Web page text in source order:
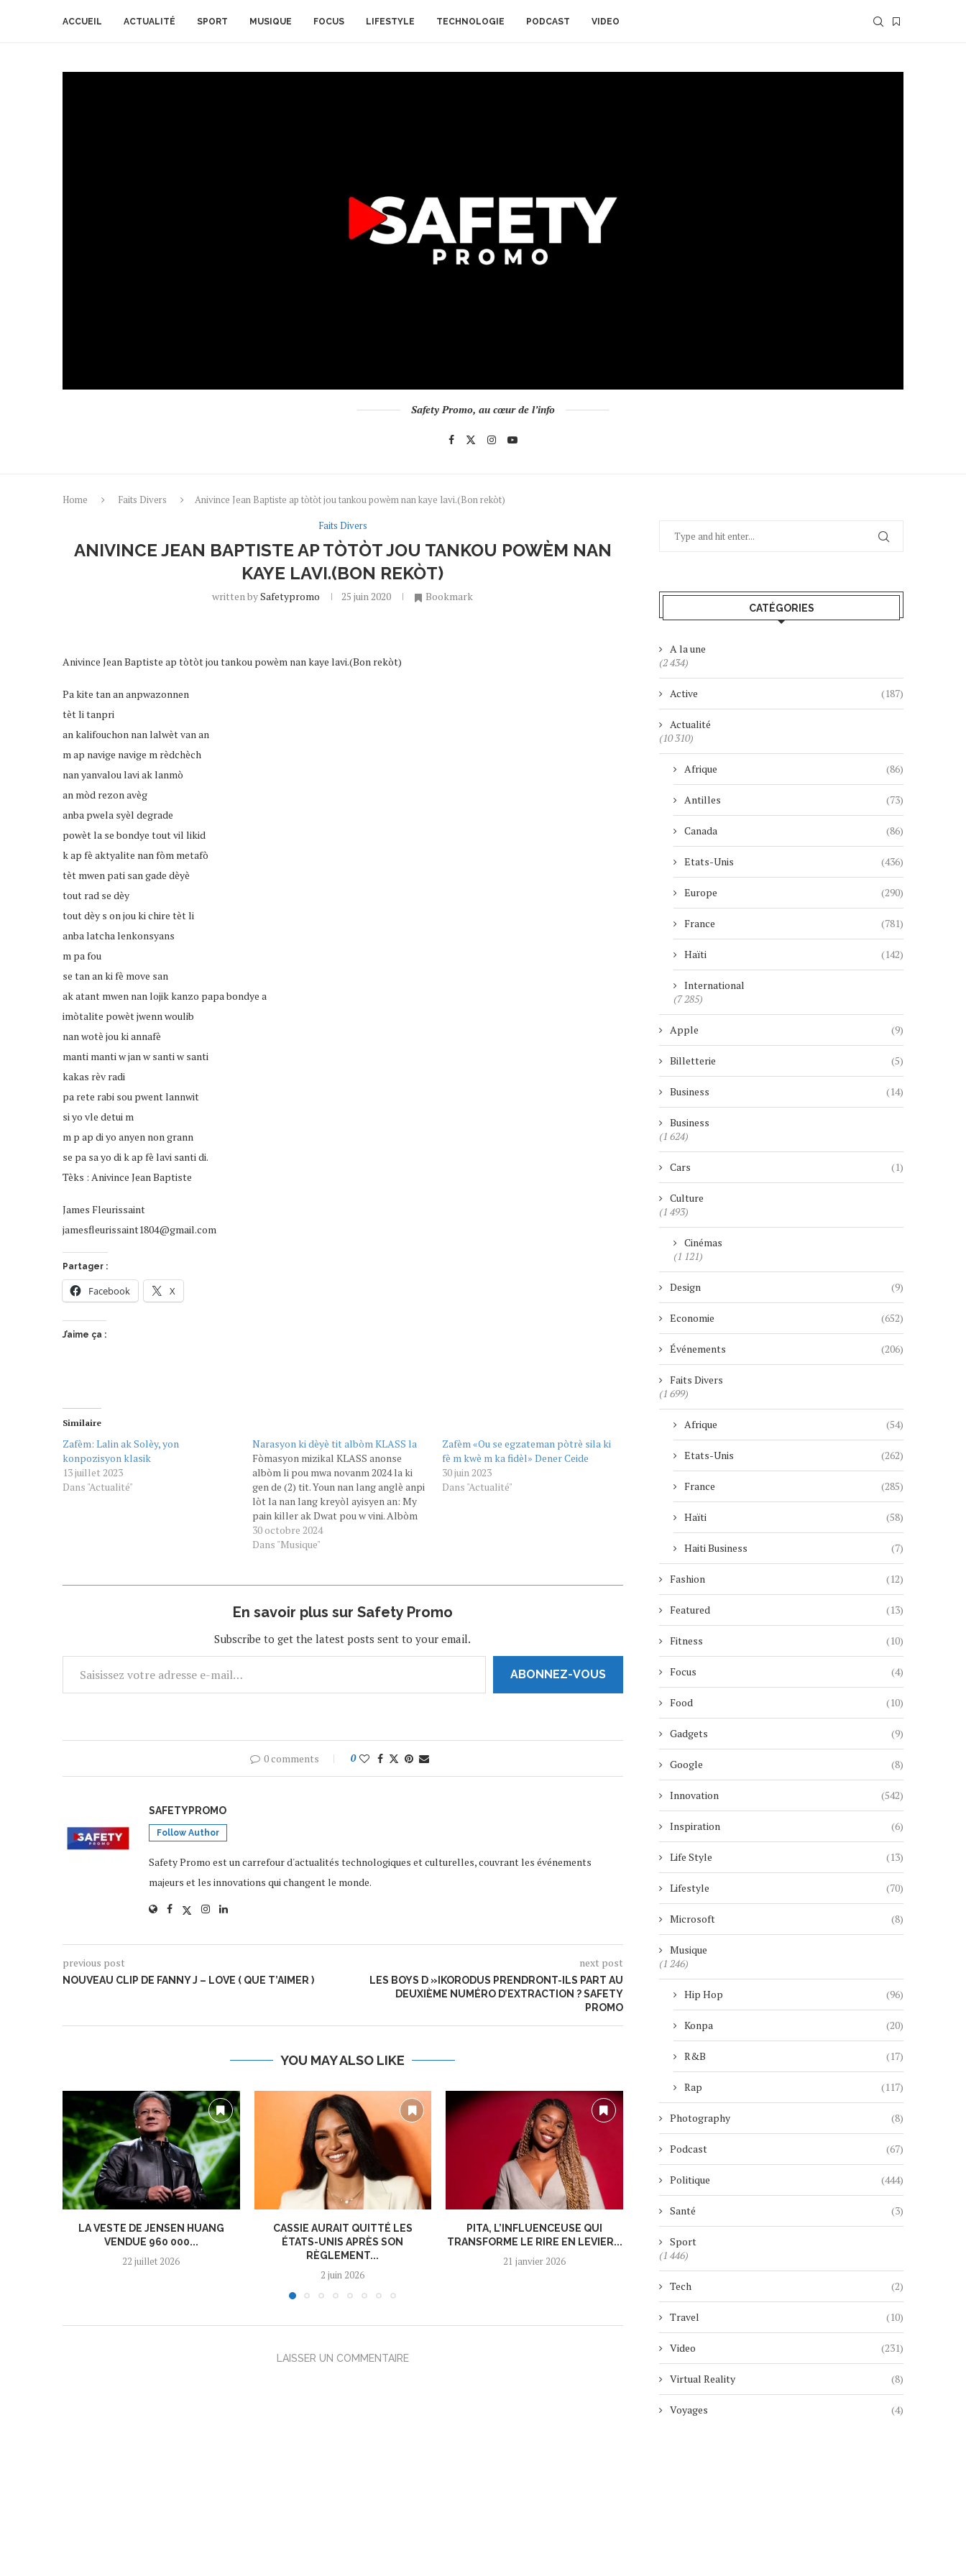
ACCUEIL ACTUALITÉ SPORT MUSIQUE FOCUS LIFESTYLE TECHNOLOGIE PODCAST VIDEO
Safety Promo, au cœur de l’info
Home Faits Divers
Anivince Jean Baptiste ap tòtòt jou tankou powèm nan kaye lavi.(Bon rekòt)
Faits Divers
ANIVINCE JEAN BAPTISTE AP TÒTÒT JOU TANKOU POWÈM NAN
KAYE LAVI.(BON REKÒT)
written bySafetypromo 25 juin 2020 Bookmark
Anivince Jean Baptiste ap tòtòt jou tankou powèm nan kaye lavi.(Bon rekòt)
Pa kite tan an anpwazonnen
tèt li tanpri
an kalifouchon nan lalwèt van an
m ap navige navige m rèdchèch
nan yanvalou lavi ak lanmò
an mòd rezon avèg
anba pwela syèl degrade
powèt la se bondye tout vil likid
k ap fè aktyalite nan fòm metafò
tèt mwen pati san gade dèyè
tout rad se dèy
tout dèy s on jou ki chire tèt li
anba latcha lenkonsyans
m pa fou
se tan an ki fè move san
ak atant mwen nan lojik kanzo papa bondye a
imòtalite powèt jwenn woulib
nan wotè jou ki annafè
manti manti w jan w santi w santi
kakas rèv radi
pa rete rabi sou pwent lannwit
si yo vle detui m
m p ap di yo anyen non grann
se pa sa yo di k ap fè lavi santi di.
Tèks : Anivince Jean Baptiste
James Fleurissaint
jamesfleurissaint1804@gmail.com
Partager :
Facebook X
J’aime ça :
Similaire
Zafèm: Lalin ak Solèy, yon
konpozisyon klasik
13 juillet 2023
Dans "Actualité"
Narasyon ki dèyè tit albòm KLASS la
Fòmasyon mizikal KLASS anonse
albòm li pou mwa novanm 2024 la ki
gen de (2) tit. Youn nan lang anglè anpi
lòt la nan lang kreyòl ayisyen an: My
pain killer ak Dwat pou w vini. Albòm
sila ap gen 12 konpozisyon mizikal sou
li plis yon entwodiksyon ak plizyè…
30 octobre 2024
Dans "Musique"
Zafèm «Ou se egzateman pòtrè sila ki
fè m kwè m ka fidèl» Dener Ceide
30 juin 2023
Dans "Actualité"
En savoir plus sur Safety Promo
Subscribe to get the latest posts sent to your email.
ABONNEZ-VOUS
0 comments 0
SAFETYPROMO
Follow Author
Safety Promo est un carrefour d'actualités technologiques et culturelles, couvrant les événements
majeurs et les innovations qui changent le monde.
previous post
NOUVEAU CLIP DE FANNY J – LOVE ( QUE T’AIMER )
next post
LES BOYS D »IKORODUS PRENDRONT-ILS PART AU
DEUXIÈME NUMÉRO D’EXTRACTION ? SAFETY
PROMO
YOU MAY ALSO LIKE
LA VESTE DE JENSEN HUANG
VENDUE 960 000...
22 juillet 2026
CASSIE AURAIT QUITTÉ LES
ÉTATS-UNIS APRÈS SON
RÈGLEMENT...
2 juin 2026
PITA, L’INFLUENCEUSE QUI
TRANSFORME LE RIRE EN LEVIER...
21 janvier 2026
CIEL DUBAI MARINA : LE PLUS
HAUT HÔTEL...
UNE RETRAITÉE
LAISSER UN COMMENTAIRE
CATÉGORIES
A la une
(2 434)
Active (187)
Actualité
(10 310)
Afrique (86)
Antilles (73)
Canada (86)
Etats-Unis (436)
Europe (290)
France (781)
Haïti (142)
International
(7 285)
Apple (9)
Billetterie (5)
Business (14)
Business
(1 624)
Cars (1)
Culture
(1 493)
Cinémas
(1 121)
Design (9)
Economie (652)
Événements (206)
Faits Divers
(1 699)
Afrique (54)
Etats-Unis (262)
France (285)
Haïti (58)
Haiti Business (7)
Fashion (12)
Featured (13)
Fitness (10)
Focus (4)
Food (10)
Gadgets (9)
Google (8)
Innovation (542)
Inspiration (6)
Life Style (13)
Lifestyle (70)
Microsoft (8)
Musique
(1 246)
Hip Hop (96)
Konpa (20)
R&B (17)
Rap (117)
Photography (8)
Podcast (67)
Politique (444)
Santé (3)
Sport
(1 446)
Tech (2)
Travel (10)
Video (231)
Virtual Reality (8)
Voyages (4)